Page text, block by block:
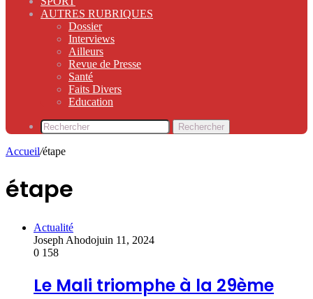
AUTRES RUBRIQUES
Dossier
Interviews
Ailleurs
Revue de Presse
Santé
Faits Divers
Education
Rechercher
Accueil/étape
étape
Actualité
Joseph Ahodojuin 11, 2024
0 158
Le Mali triomphe à la 29ème